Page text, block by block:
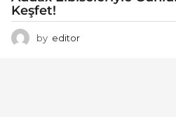
Keşfet!
by editor